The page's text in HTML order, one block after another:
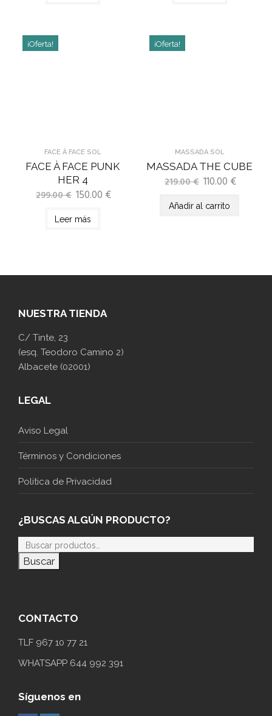
FACE À FACE SOL
FACE À FACE PUNK
HER 4
299.00€ 150.00 €
¡Oferta!
Leer más
MASSADA SOL
MASSADA THE CUBE
219.00€ 110.00 €
¡Oferta!
Añadir al carrito
NUESTRA TIENDA
C/ Tinte, 23
(esq. Teodoro Camino 2)
Albacete (02001)
LEGAL
Aviso Legal
Términos y Condiciones
Politica de Privacidad
¿BUSCAS ALGÚN PRODUCTO?
Buscar
CONTACTO
TLF 967 10 77 21
WHATSAPP 644 992 391
Síguenos en